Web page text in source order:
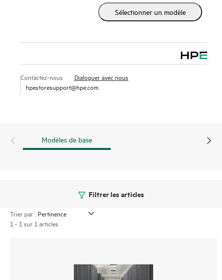
Sélectionner un modèle
Contactez-nous
Dialoguer avec nous
hpestoresupport@hpe.com
Modèles de base
Filtrer les articles
Trier par :
1 - 1 sur 1 articles